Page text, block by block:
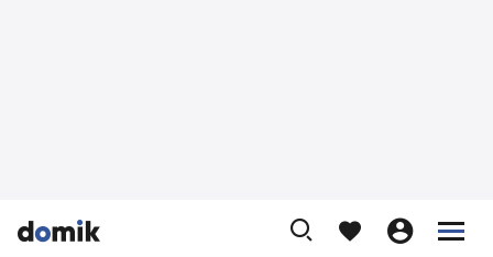


    

